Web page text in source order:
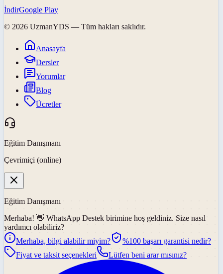
İndirGoogle Play
© 2026 UzmanYDS — Tüm hakları saklıdır.
Anasayfa
Dersler
Yorumlar
Blog
Ücretler
Eğitim Danışmanı
Çevrimiçi (online)
Eğitim Danışmanı
Merhaba! 👋 WhatsApp Destek birimine hoş geldiniz. Size nasıl
yardımcı olabiliriz?
Merhaba, bilgi alabilir miyim?
%100 başarı garantisi nedir?
Fiyat ve taksit seçenekleri
Lütfen beni arar mısınız?